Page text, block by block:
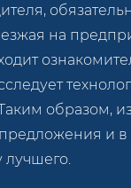
на
образом,
и в
лучшего.